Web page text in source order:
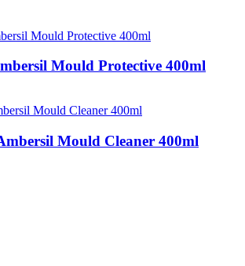
Mould Protective 400ml
Mould Cleaner 400ml